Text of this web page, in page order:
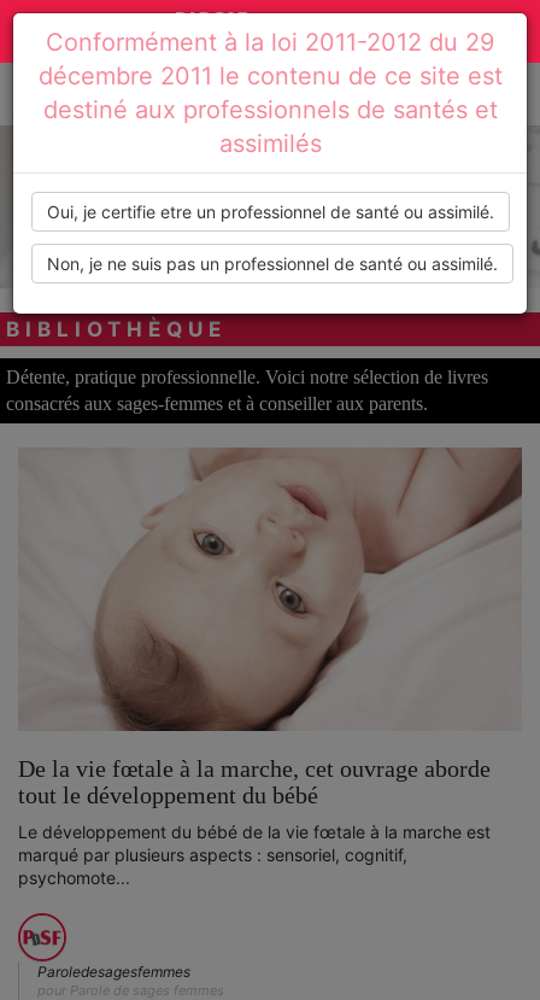
Toggle
navigation
Accueil Infos pratiques Bibliothèque
BIBLIOTHÈQUE
Détente, pratique professionnelle. Voici notre sélection de livres
consacrés aux sages-femmes et à conseiller aux parents.
De la vie fœtale à la marche, cet ouvrage aborde
tout le développement du bébé
Le développement du bébé de la vie fœtale à la marche est
marqué par plusieurs aspects : sensoriel, cognitif,
psychomote...
Paroledesagesfemmes
pour Parole de sages femmes
Conformément à la loi 2011-2012 du 29
décembre 2011 le contenu de ce site est
destiné aux professionnels de santés et
assimilés
Oui, je certifie etre un professionnel de santé ou assimilé.
Non, je ne suis pas un professionnel de santé ou assimilé.